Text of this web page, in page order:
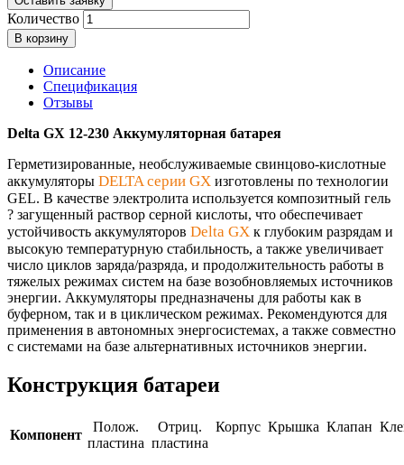
Количество
В корзину
Описание
Спецификация
Отзывы
Delta GX 12-230 Аккумуляторная батарея
Герметизированные, необслуживаемые свинцово-кислотные
аккумуляторы DELTA серии GX изготовлены по технологии
GEL. В качестве электролита используется композитный гель
? загущенный раствор серной кислоты, что обеспечивает
устойчивость аккумуляторов Delta GX к глубоким разрядам и
высокую температурную стабильность, а также увеличивает
число циклов заряда/разряда, и продолжительность работы в
тяжелых режимах систем на базе возобновляемых источников
энергии. Аккумуляторы предназначены для работы как в
буферном, так и в циклическом режимах. Рекомендуются для
применения в автономных энергосистемах, а также совместно
с системами на базе альтернативных источников энергии.
Конструкция батареи
Компонент
Полож.
пластина
Отриц.
пластина
Корпус Крышка Клапан